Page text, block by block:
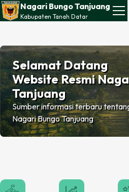
Nagari Bungo Tanjuang
Kabupaten Tanah Datar
Selamat Datang
Website Resmi
Tanjuang
Sumber informasi terbaru
Nagari Bungo Tanjuang